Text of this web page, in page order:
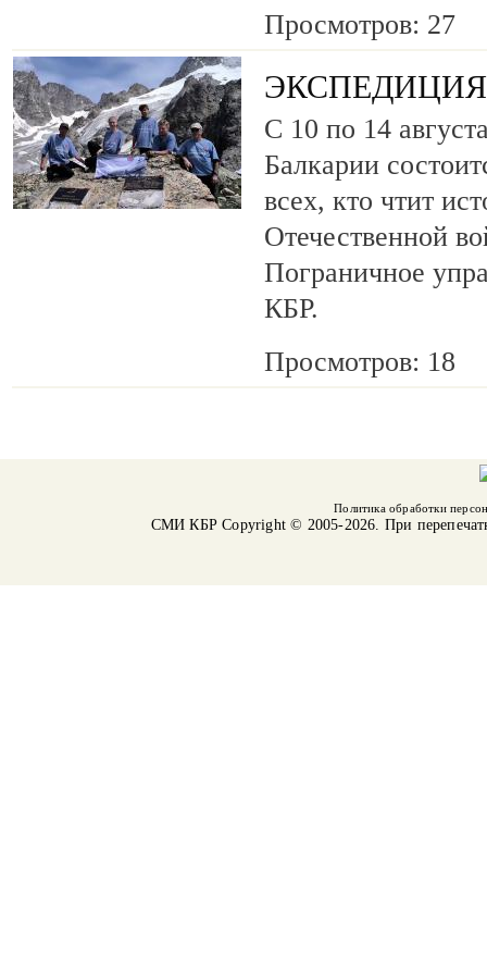
Просмотров: 27
С 10 по 14
Балкарии
всех, кто чтит
Отечественной
Пограничное
КБР.
Просмотров: 18
Политика обработки
СМИ КБРCopyright © 2005-2026. При